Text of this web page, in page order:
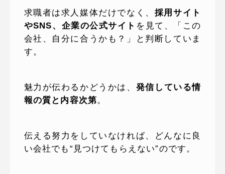
求職者は求人媒体だけでなく、 採用サイト
やSNS、企業の公式サイト を見て、「この
会社、自分に合うかも？」と判断していま
す。
魅力が伝わるかどうかは、 発信している情
報の質と内容次第。
伝える努力をしていなければ、どんなに良
い会社でも“見つけてもらえない”のです。